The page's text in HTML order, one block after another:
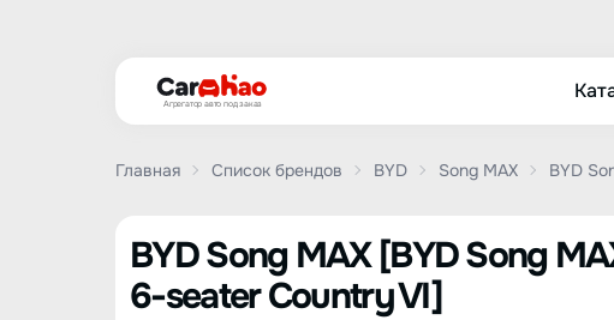
Агрегатор авто под заказ
Главная Список брендов BYD Song MAX BYD
BYD Song MAX [BYD Song
6-seater Country VI]